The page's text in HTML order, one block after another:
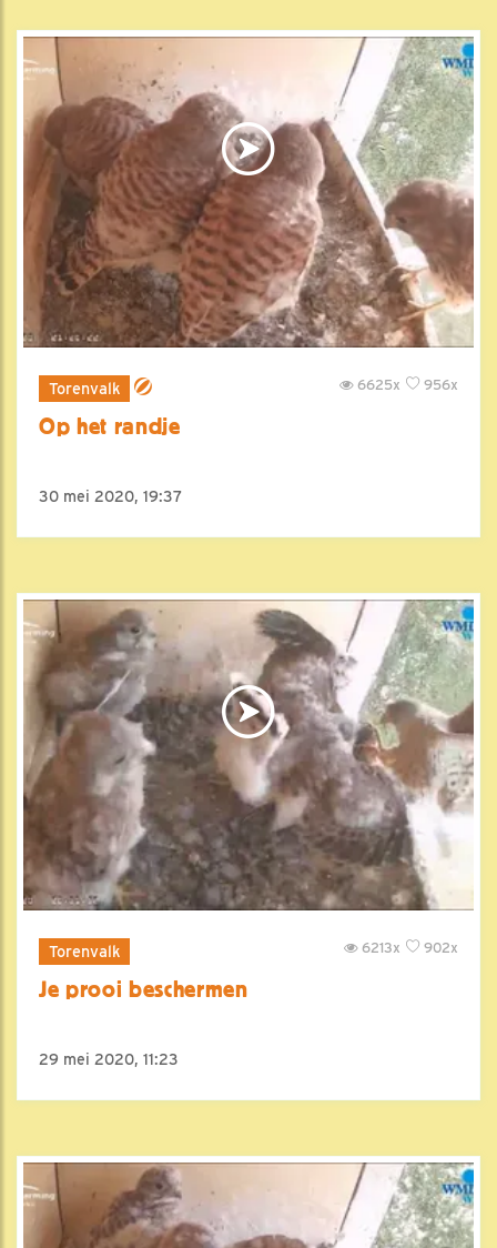
Torenvalk 956x
6625x
Op het randje
30 mei 2020, 19:37
Torenvalk 902x
6213x
Je prooi beschermen
29 mei 2020, 11:23